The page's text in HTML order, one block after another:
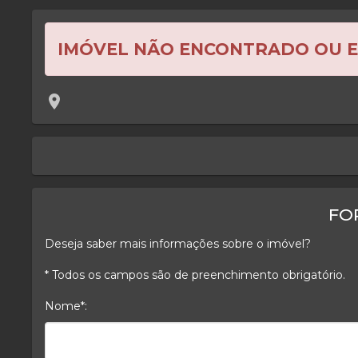
IMÓVEL NÃO ENCONTRADO OU
location_on
Deseja saber mais informações sobre o imóvel?
* Todos os campos são de preenchimento obrigatório.
Nome*: